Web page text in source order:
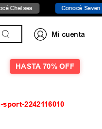
Conocé Seven Sport
HASTA 70% OFF
2242116010